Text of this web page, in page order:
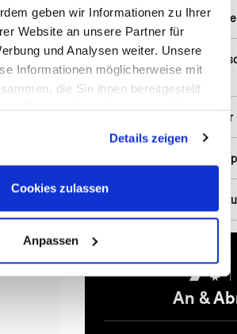
geben wir Informationen zu Ihrer
Website an unsere Partner für
und Analysen weiter. Unsere
Informationen möglicherweise mit
die Sie ihnen bereitgestellt
unsere Webseite weiterhin nutzen.
Details zeigen
Cookies zulassen
Anpassen
Inlandsflug von
Steuern auf die in
Leistungen
Iwanowski's Reiseführer
Australia Unlimited
Australia Unlimited
An &